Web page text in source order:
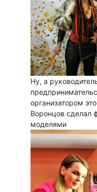
Ну, а
организатором
Воронцов сделал
моделями